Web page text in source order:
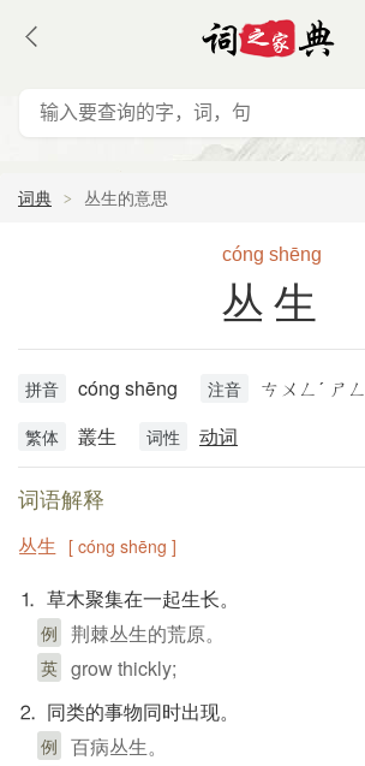
词典 丛生的意思
cóng shēng
丛生
拼音 cóng shēng 注音 ㄘㄨㄥˊ ㄕㄥ
繁体 叢生 词性 动词
词语解释
丛生 [ cóng shēng ]
⒈ 草木聚集在一起生长。
例 荆棘丛生的荒原。
英 grow thickly;
⒉ 同类的事物同时出现。
例 百病丛生。